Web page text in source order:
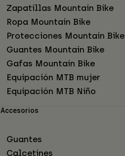
Zapatillas Mountain Bike
Ropa Mountain Bike
Protecciones Mountain Bike
Guantes Mountain Bike
Gafas Mountain Bike
Equipación MTB mujer
Equipación MTB Niño
Accesorios
Guantes
Calcetines